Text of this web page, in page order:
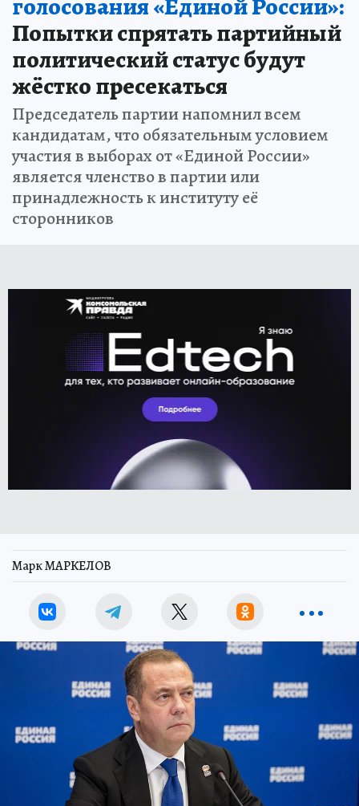
голосования «Единой России»:
Попытки спрятать партийный
политический статус будут
жёстко пресекаться
Председатель партии напомнил всем
кандидатам, что обязательным условием
участия в выборах от «Единой России»
является членство в партии или
принадлежность к институту её
сторонников
Марк МАРКЕЛОВ